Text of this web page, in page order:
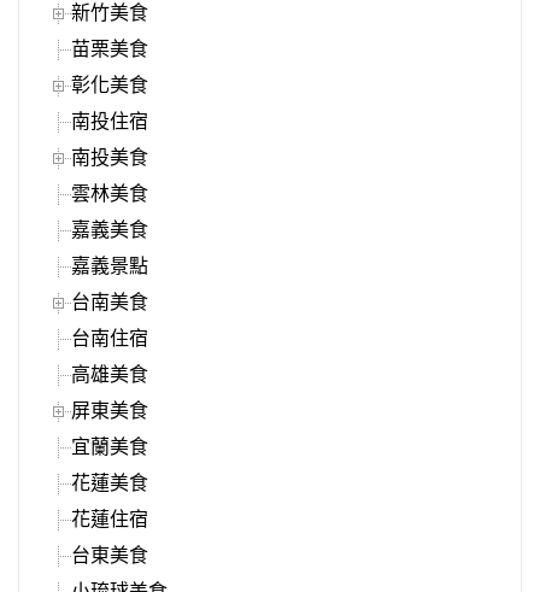
新竹美食
苗栗美食
彰化美食
南投住宿
南投美食
雲林美食
嘉義美食
嘉義景點
台南美食
台南住宿
高雄美食
屏東美食
宜蘭美食
花蓮美食
花蓮住宿
台東美食